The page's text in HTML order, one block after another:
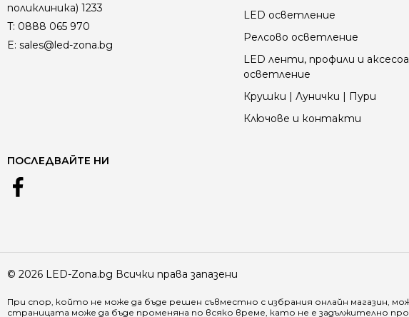
поликлиника) 1233
T: 0888 065 970
E: sales@led-zona.bg
LED осветление
Релсово осветление
LED ленти, профили и
осветление
Крушки | Лунички | Пури
Ключове и контакти
ПОСЛЕДВАЙТЕ НИ
© 2026 LED-Zona.bg Всички права запазени
При спор, който не може да бъде решен съвместно с избрания онлайн магазин,
страницата може да бъде променяна по всяко време, като не е задължително